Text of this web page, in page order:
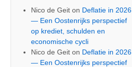
Nico de Geit on Deflatie in 2026
— Een Oostenrijks perspectief
op krediet, schulden en
economische cycli
Nico de Geit on Deflatie in 2026
— Een Oostenrijks perspectief